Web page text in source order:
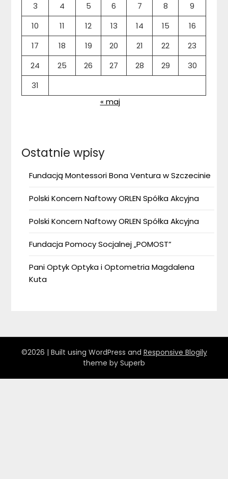
3
4 5 6 7 8
9
10
11 12 13 14 15
16
17
18 19 20 21 22
23
24
25 26 27 28 29
30
31
« maj
Ostatnie wpisy
Fundacją Montessori Bona Ventura w Szczecinie
Polski Koncern Naftowy ORLEN Spółka Akcyjna
Polski Koncern Naftowy ORLEN Spółka Akcyjna
Fundacja Pomocy Socjalnej „POMOST”
Pani Optyk Optyka i Optometria Magdalena
Kuta
©2026 | Built using WordPress and Responsive Blogily
theme by Superb